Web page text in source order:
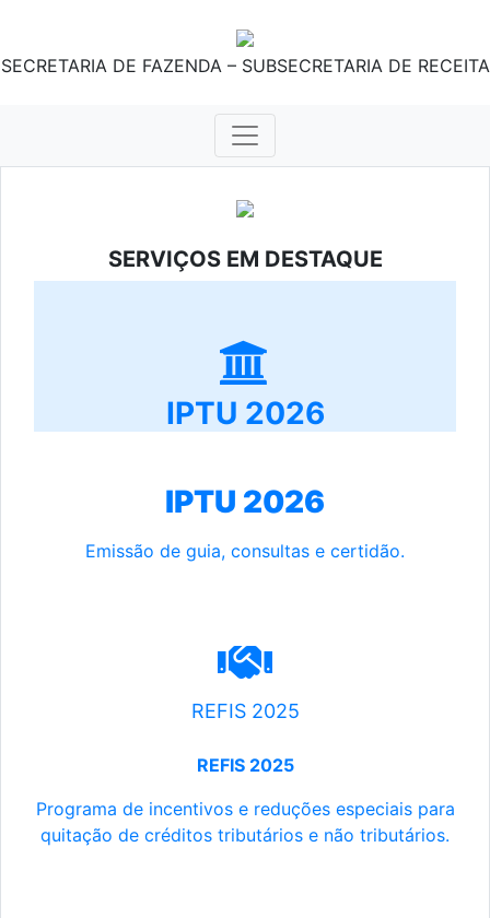
SECRETARIA DE FAZENDA – SUBSECRETARIA DE RECEITA
SERVIÇOS EM DESTAQUE
IPTU 2026
IPTU 2026
Emissão de guia, consultas e certidão.
REFIS 2025
REFIS 2025
Programa de incentivos e reduções especiais para
quitação de créditos tributários e não tributários.